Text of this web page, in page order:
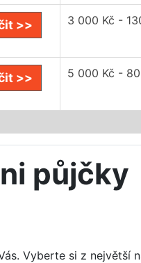
>> 3 000 Kč -
>> 5 000 Kč -
půjčky
Vyberte si z největší